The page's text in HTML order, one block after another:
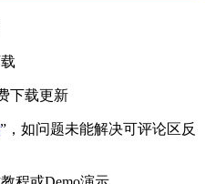
下载更新
”，如问题未能解决可评论区反